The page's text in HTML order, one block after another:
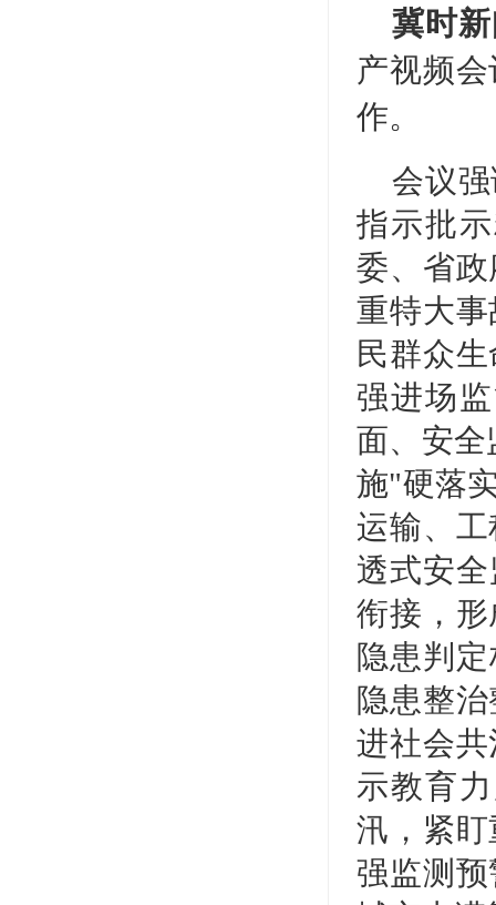
冀时
产视频
作。
会议
指示批
委、省
重特大
民群众
强进场
面、安全
施"硬落
运输、
透式安
衔接，
隐患判
隐患整
进社会
示教育
汛，紧
强监测